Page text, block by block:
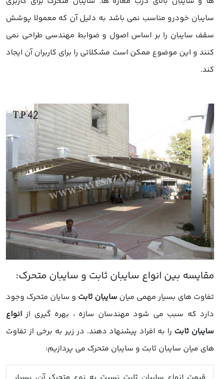
سایبان خودرو مناسب نمی باشد به دلیل آن که معمولا پوشش
سقف سایبان را بر اساس اصول و ضوابط مهندسی طراحی نمی
کنند و این موضوع ممکن است مشکلاتی را برای کاربران آن ایجاد
کند.
تفاوت های بسیار مهمی میان سایبان ثابت و سایان متحرک وجود
دارد که سبب می شود مهندسان سازه ، بهره گیری ازانواع
سایبان ثابت را به افراد پیشنهاد دهند. در زیر به برخی از تفاوت
های میان سایبان ثابت و سایبان متحرک می پردازیم: